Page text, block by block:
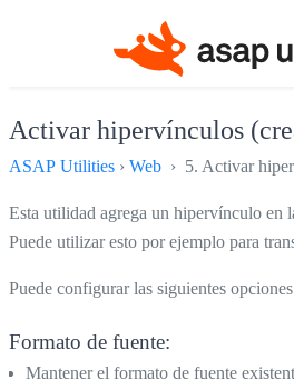
Activar hipervínculos
ASAP Utilities › Web › 5. Activar
Esta utilidad agrega un hipervínculo en
Puede utilizar esto por ejemplo para
Puede configurar las siguientes
Formato de fuente:
Mantener el formato de fuente